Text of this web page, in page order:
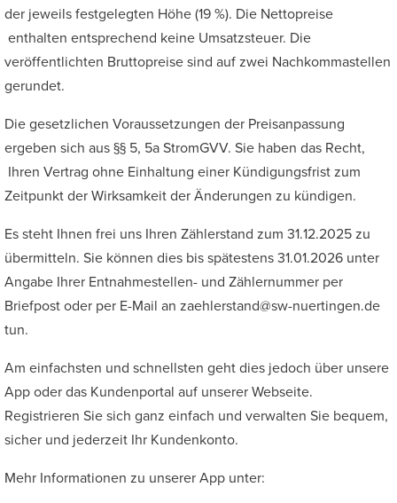
der jeweils festgelegten Höhe (19 %). Die Nettopreise
enthalten entsprechend keine Umsatzsteuer. Die
veröffentlichten Bruttopreise sind auf zwei Nachkommastellen
gerundet.
Die gesetzlichen Voraussetzungen der Preisanpassung
ergeben sich aus §§ 5, 5a StromGVV. Sie haben das Recht,
Ihren Vertrag ohne Einhaltung einer Kündigungsfrist zum
Zeitpunkt der Wirksamkeit der Änderungen zu kündigen.
Es steht Ihnen frei uns Ihren Zählerstand zum 31.12.2025 zu
übermitteln. Sie können dies bis spätestens 31.01.2026 unter
Angabe Ihrer Entnahmestellen- und Zählernummer per
Briefpost oder per E-Mail an zaehlerstand@sw-nuertingen.de
tun.
Am einfachsten und schnellsten geht dies jedoch über unsere
App oder das Kundenportal auf unserer Webseite.
Registrieren Sie sich ganz einfach und verwalten Sie bequem,
sicher und jederzeit Ihr Kundenkonto.
Mehr Informationen zu unserer App unter: